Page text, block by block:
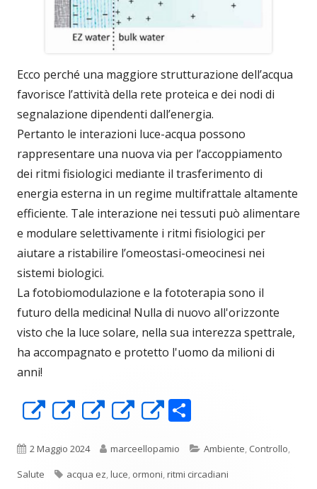
Ecco perché una maggiore strutturazione dell’acqua
favorisce l’attività della rete proteica e dei nodi di
segnalazione dipendenti dall’energia.
Pertanto le interazioni luce-acqua possono
rappresentare una nuova via per l’accoppiamento
dei ritmi fisiologici mediante il trasferimento di
energia esterna in un regime multifrattale altamente
efficiente. Tale interazione nei tessuti può alimentare
e modulare selettivamente i ritmi fisiologici per
aiutare a ristabilire l’omeostasi-omeocinesi nei
sistemi biologici.
La fotobiomodulazione e la fototerapia sono il
futuro della medicina! Nulla di nuovo all'orizzonte
visto che la luce solare, nella sua interezza spettrale,
ha accompagnato e protetto l'uomo da milioni di
anni!
Apre
una
nuova
Apre
una
nuova
Apre
una
nuova
Apre
una
nuova
Apre
una
nuova
n
di
Pubblicato
2 Maggio 2024 Autore
marceellopamio Categorie
Ambiente, Controllo,
Salute
Tag
acqua ez,luce, ormoni,ritmi circadiani